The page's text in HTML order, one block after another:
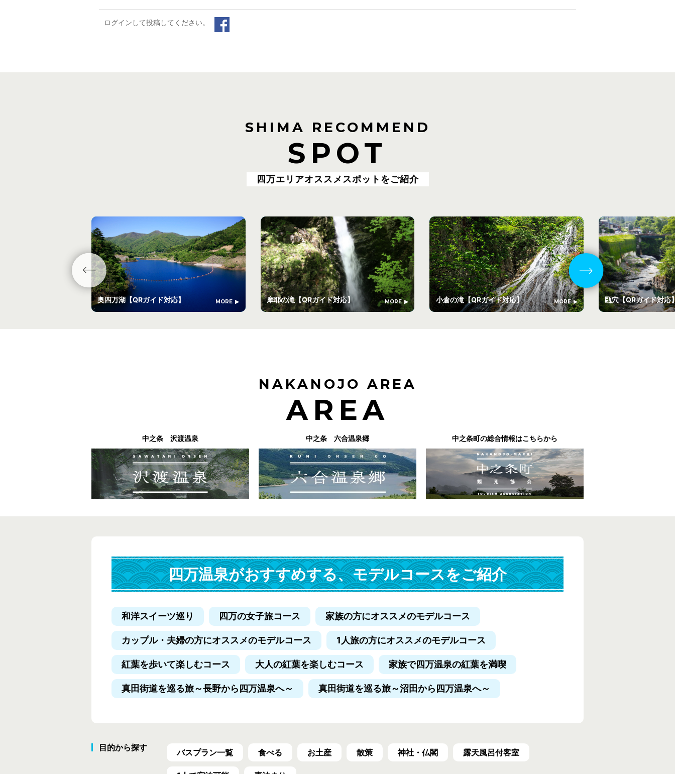
ログインして投稿してください。
SHIMA RECOMMEND
SPOT
四万エリアオススメスポットをご紹介
奥四万湖【QRガイド対応】 MORE 摩耶の滝【QRガイド対応】 MORE 小倉の滝【QRガイド対応】 MORE 甌穴【QRガイド対
NAKANOJO AREA
AREA
中之条 沢渡温泉 中之条 六合温泉郷 中之条町の総合情報はこちらから
四万温泉がおすすめする、モデルコースをご紹介
和洋スイーツ巡り 四万の女子旅コース 家族の方にオススメのモデルコース
カップル・夫婦の方にオススメのモデルコース 1人旅の方にオススメのモデルコース
紅葉を歩いて楽しむコース 大人の紅葉を楽しむコース 家族で四万温泉の紅葉を満喫
真田街道を巡る旅～長野から四万温泉へ～ 真田街道を巡る旅～沼田から四万温泉へ～
目的から探す バスプラン一覧 食べる お土産 散策 神社・仏閣 露天風呂付客室